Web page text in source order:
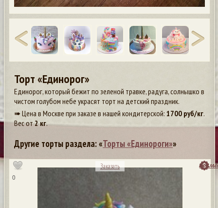
Торт «Единорог»
Единорог, который бежит по зеленой травке, радуга, солнышко в
чистом голубом небе украсят торт на детский праздник.
➠ Цена в Москве при заказе в нашей кондитерской: 1700 руб/кг.
Вес от2 кг.
Другие торты раздела: «Торты «Единороги»»
0
Заказать